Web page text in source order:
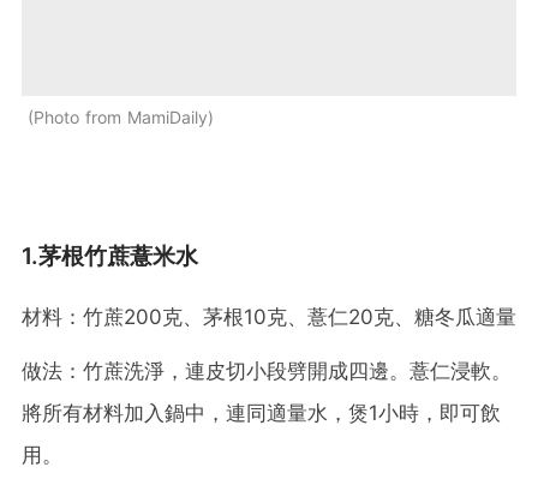
Photo from MamiDaily
1.茅根竹蔗薏米水
材料：竹蔗200克、茅根10克、薏仁20克、糖冬瓜適量
做法：竹蔗洗淨，連皮切小段劈開成四邊。薏仁浸軟。
將所有材料加入鍋中，連同適量水，煲1小時，即可飲
用。